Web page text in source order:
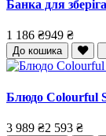
Банка для
1 186 ₴949 ₴
До кошика
Блюдо Colourful
3 989 ₴2 593 ₴